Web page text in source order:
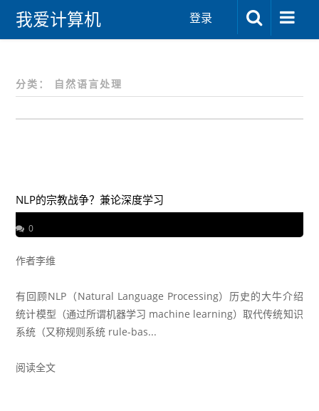
我爱计算机 登录
分类： 自然语言处理
NLP的宗教战争？兼论深度学习
0
作者李维
有回顾NLP（Natural Language Processing）历史的大牛介绍
统计模型（通过所谓机器学习 machine learning）取代传统知识
系统（又称规则系统 rule-bas...
阅读全文